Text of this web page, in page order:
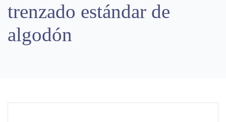
trenzado estándar de
algodón